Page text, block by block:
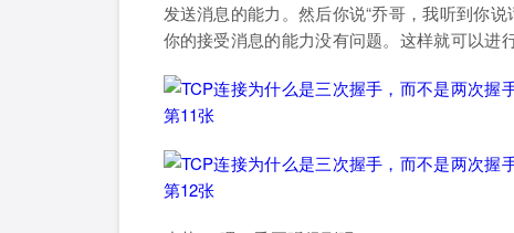
发送消息的能力。然后你说“乔哥，我听到你
你的接受消息的能力没有问题。这样就可以进